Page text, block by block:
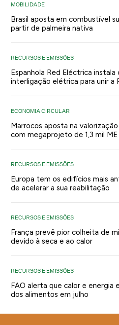
MOBILIDADE
Brasil aposta em combustível
partir de palmeira nativa
RECURSOS E EMISSÕES
Espanhola Red Eléctrica instala
interligação elétrica para unir a
ECONOMIA CIRCULAR
Marrocos aposta na
com megaprojeto de 1,3 mil ME
RECURSOS E EMISSÕES
Europa tem os edifícios mais
de acelerar a sua reabilitação
RECURSOS E EMISSÕES
França prevê pior colheita de
devido à seca e ao calor
RECURSOS E EMISSÕES
FAO alerta que calor e energia
dos alimentos em julho